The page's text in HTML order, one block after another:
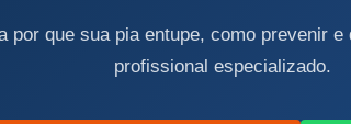
por que sua pia entupe, como prevenir e
profissional especializado.